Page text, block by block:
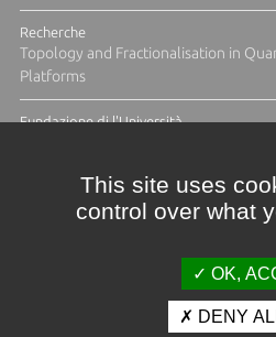
Recherche
Topology and Fractionalisation in
Platforms
Fundazione di l'Università
This site uses
control over what
OK,
DENY